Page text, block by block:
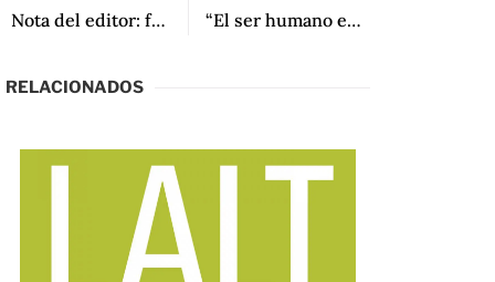
Nota del editor: febrero 2022 de Marcelo Rioseco “El ser humano está programado para encontrar la belleza en todo”: Una entrevista con Fernanda Trías
RELACIONADOS